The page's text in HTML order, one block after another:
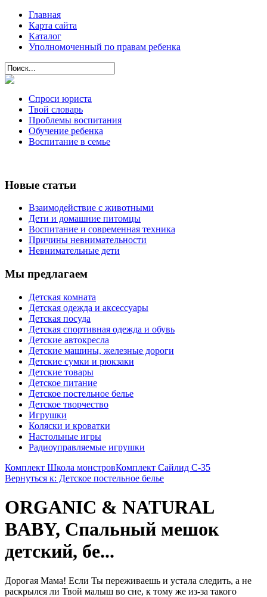
Главная
Карта сайта
Каталог
Уполномоченный по правам ребенка
Спроси юриста
Твой словарь
Проблемы воспитания
Обучение ребенка
Воспитание в семье
Новые статьи
Взаимодействие с животными
Дети и домашние питомцы
Воспитание и современная техника
Причины невнимательности
Невнимательные дети
Мы предлагаем
Детская комната
Детская одежда и аксессуары
Детская посуда
Детская спортивная одежда и обувь
Детские автокресла
Детские машины, железные дороги
Детские сумки и рюкзаки
Детские товары
Детское питание
Детское постельное белье
Детское творчество
Игрушки
Коляски и кроватки
Настольные игры
Радиоуправляемые игрушки
Комплект Школа монстровКомплект Сайлид С-35
Вернуться к: Детское постельное белье
ORGANIC & NATURAL
BABY, Спальный мешок
детский, бе...
Дорогая Мама! Если Ты переживаешь и устала следить, а не
раскрылся ли Твой малыш во сне, к тому же из-за такого